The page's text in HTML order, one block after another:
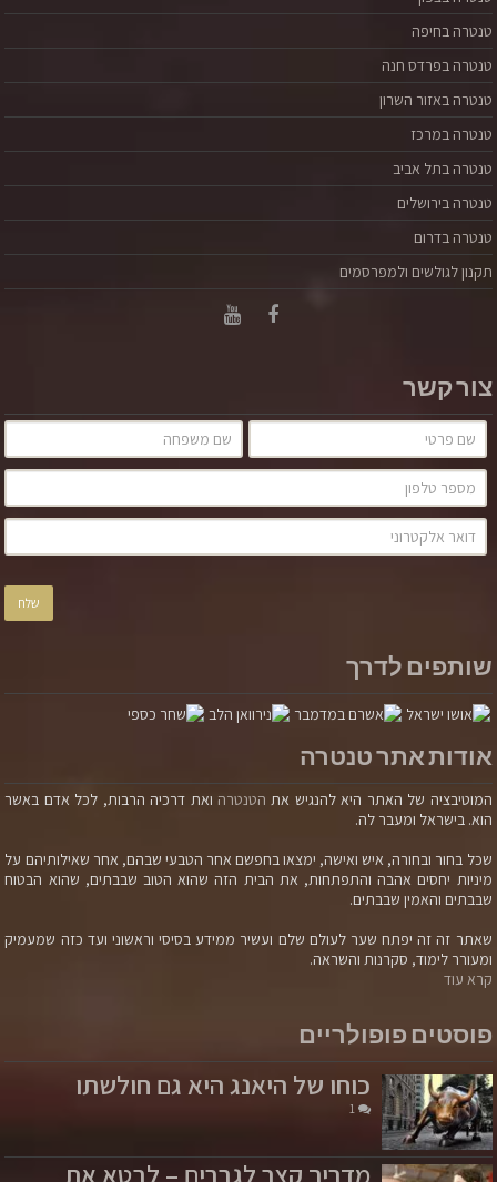
טנטרה בחיפה
טנטרה בפרדס חנה
טנטרה באזור השרון
טנטרה במרכז
טנטרה בתל אביב
טנטרה בירושלים
טנטרה בדרום
תקנון לגולשים ולמפרסמים
צור קשר
שותפים לדרך
אודות אתר טנטרה
המוטיבציה של האתר היא להנגיש את הטנטרה ואת דרכיה הרבות, לכל אדם באשר
הוא. בישראל ומעבר לה.
שכל בחור ובחורה, איש ואישה, ימצאו בחפשם אחר הטבעי שבהם, אחר שאילותיהם על
מיניות יחסים אהבה והתפתחות, את הבית הזה שהוא הטוב שבבתים, שהוא הבטוח
שבבתים והאמין שבבתים.
שאתר זה זה יפתח שער לעולם שלם ועשיר ממידע בסיסי וראשוני ועד כזה שמעמיק
ומעורר לימוד, סקרנות והשראה.
קרא עוד
פוסטים פופולריים
כוחו של היאנג היא גם חולשתו
1
מדריך קצר לגברים – לבטא את